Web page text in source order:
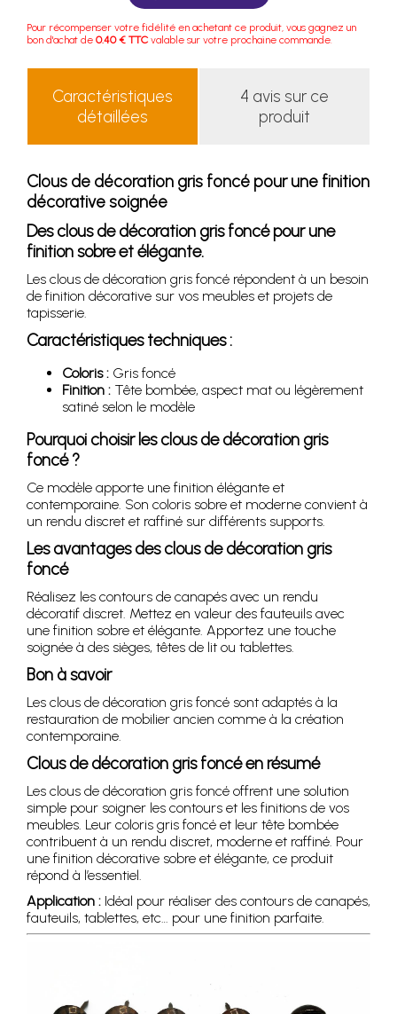
Pour récompenser votre fidélité en achetant ce produit, vous gagnez un
bon d'achat de 0.40 € TTC valable sur votre prochaine commande.
Caractéristiques
détaillées
4 avis sur ce
produit
Clous de décoration gris foncé pour une finition
décorative soignée
Des clous de décoration gris foncé pour une
finition sobre et élégante.
Les clous de décoration gris foncé répondent à un besoin
de finition décorative sur vos meubles et projets de
tapisserie.
Caractéristiques techniques :
Coloris : Gris foncé
Finition : Tête bombée, aspect mat ou légèrement
satiné selon le modèle
Pourquoi choisir les clous de décoration gris
foncé ?
Ce modèle apporte une finition élégante et
contemporaine. Son coloris sobre et moderne convient à
un rendu discret et raffiné sur différents supports.
Les avantages des clous de décoration gris
foncé
Réalisez les contours de canapés avec un rendu
décoratif discret. Mettez en valeur des fauteuils avec
une finition sobre et élégante. Apportez une touche
soignée à des sièges, têtes de lit ou tablettes.
Bon à savoir
Les clous de décoration gris foncé sont adaptés à la
restauration de mobilier ancien comme à la création
contemporaine.
Clous de décoration gris foncé en résumé
Les clous de décoration gris foncé offrent une solution
simple pour soigner les contours et les finitions de vos
meubles. Leur coloris gris foncé et leur tête bombée
contribuent à un rendu discret, moderne et raffiné. Pour
une finition décorative sobre et élégante, ce produit
répond à l’essentiel.
Application : Idéal pour réaliser des contours de canapés,
fauteuils, tablettes, etc… pour une finition parfaite.